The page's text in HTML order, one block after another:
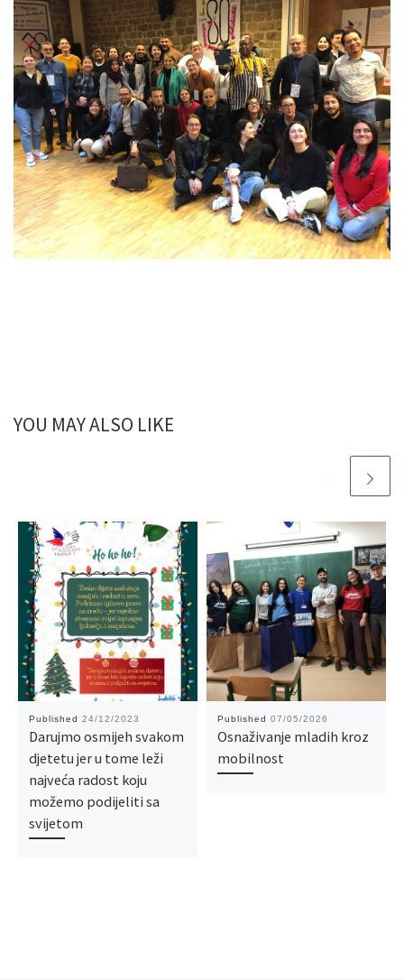
YOU MAY ALSO LIKE
Published 24/12/2023
Darujmo osmijeh svakom
djetetu jer u tome leži
najveća radost koju
možemo podijeliti sa
svijetom
Published 07/05/2026
Osnaživanje mladih kroz
mobilnost